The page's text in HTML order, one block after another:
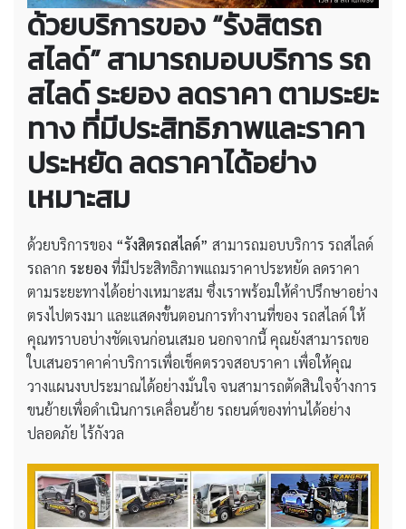
ด้วยบริการของ “รังสิตรถ
สไลด์” สามารถมอบบริการรถ
สไลด์ ระยอง ลดราคาตามระยะ
ทางที่มีประสิทธิภาพและราคา
ประหยัด ลดราคาได้อย่าง
เหมาะสม
ด้วยบริการของ “รังสิตรถสไลด์” สามารถมอบบริการ รถสไลด์
รถลาก ระยอง ที่มีประสิทธิภาพแถมราคาประหยัด ลดราคา
ตามระยะทางได้อย่างเหมาะสม ซึ่งเราพร้อมให้คำปรึกษาอย่าง
ตรงไปตรงมา และแสดงขั้นตอนการทำงานที่ของ รถสไลด์ ให้
คุณทราบอบ่างชัดเจนก่อนเสมอ นอกจากนี้ คุณยังสามารถขอ
ใบเสนอราคาค่าบริการเพื่อเช็คตรวจสอบราคา เพื่อให้คุณ
วางแผนงบประมาณได้อย่างมั่นใจ จนสามารถตัดสินใจจ้างการ
ขนย้ายเพื่อดำเนินการเคลื่อนย้าย รถยนต์ของท่านได้อย่าง
ปลอดภัย ไร้กังวล